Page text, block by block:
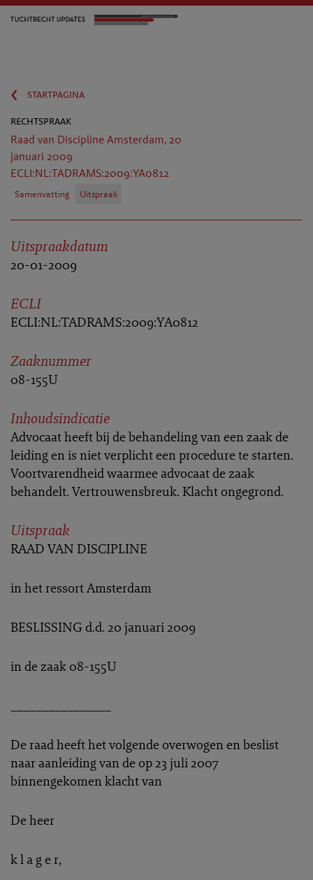
‹
startpagina
rechtspraak
Raad van Discipline Amsterdam, 20
januari 2009
ECLI:NL:TADRAMS:2009:YA0812
Samenvatting Uitspraak
Uitspraakdatum
20-01-2009
ECLI
ECLI:NL:TADRAMS:2009:YA0812
Zaaknummer
08-155U
Inhoudsindicatie
Advocaat heeft bij de behandeling van een zaak de
leiding en is niet verplicht een procedure te starten.
Voortvarendheid waarmee advocaat de zaak
behandelt. Vertrouwensbreuk. Klacht ongegrond.
Uitspraak
RAAD VAN DISCIPLINE
in het ressort Amsterdam
BESLISSING d.d. 20 januari 2009
in de zaak 08-155U
De raad heeft het volgende overwogen en beslist
naar aanleiding van de op 23 juli 2007
binnengekomen klacht van
De heer
k l a g e r,